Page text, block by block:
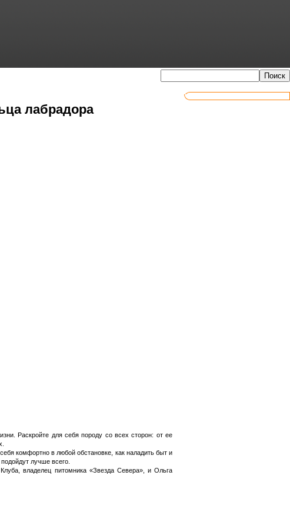
лабрадора
Раскройте для себя породу со всех сторон: от ее
комфортно в любой обстановке, как наладить быт и
лучше всего.
владелец питомника «Звезда Севера», и Ольга